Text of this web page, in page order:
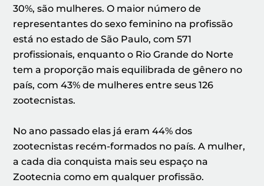
30%, são mulheres. O maior número de
representantes do sexo feminino na profissão
está no estado de São Paulo, com 571
profissionais, enquanto o Rio Grande do Norte
tem a proporção mais equilibrada de gênero no
país, com 43% de mulheres entre seus 126
zootecnistas.
No ano passado elas já eram 44% dos
zootecnistas recém-formados no país. A mulher,
a cada dia conquista mais seu espaço na
Zootecnia como em qualquer profissão.